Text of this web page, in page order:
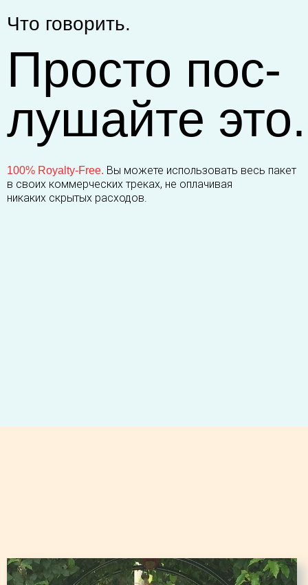
100% Royalty-Free. Вы можете использовать весь пакет
в своих коммерческих треках, не оплачивая
никаких скрытых расходов.
Что говорить.
Просто пос-
лушайте это.